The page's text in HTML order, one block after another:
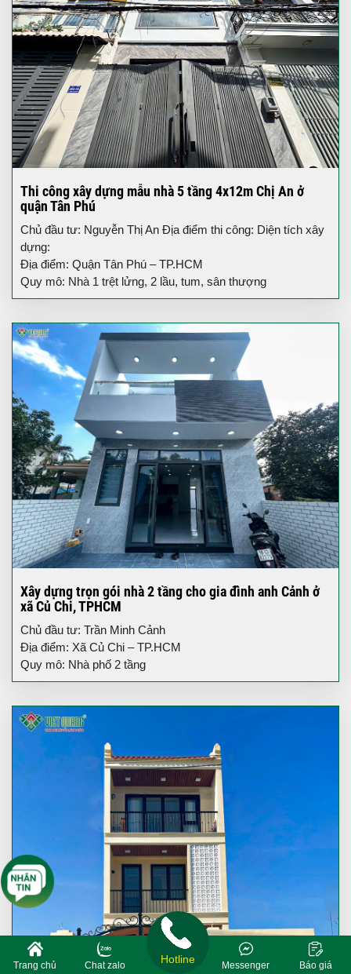
Thi công xây dựng mẫu nhà 5 tầng 4x12m Chị An ở
quận Tân Phú
Chủ đầu tư: Nguyễn Thị An Địa điểm thi công: Diện tích xây
dựng:
Địa điểm: Quận Tân Phú – TP.HCM
Quy mô: Nhà 1 trệt lửng, 2 lầu, tum, sân thượng
Xây dựng trọn gói nhà 2 tầng cho gia đình anh Cảnh ở
xã Củ Chi, TPHCM
Chủ đầu tư: Trần Minh Cảnh
Địa điểm: Xã Củ Chi – TP.HCM
Quy mô: Nhà phố 2 tầng
Trang chủ Chat zalo Báo giá
Messenger
Hotline